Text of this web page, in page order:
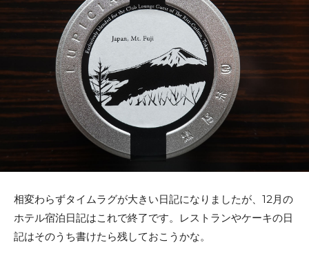
相変わらずタイムラグが大きい日記になりましたが、12月の
ホテル宿泊日記はこれで終了です。レストランやケーキの日
記はそのうち書けたら残しておこうかな。